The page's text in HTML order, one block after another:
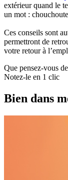
extérieur quand le
un mot :
Ces conseils sont
permettront de
votre retour à
Que pensez-vous
Notez-le en 1 clic
Bien dans